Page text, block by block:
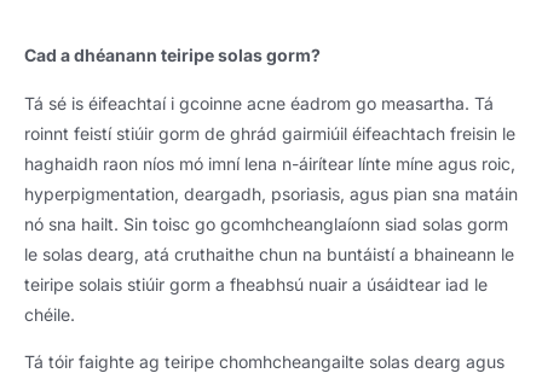
Cad a dhéanann teiripe solas gorm?
Tá sé is éifeachtaí i gcoinne acne éadrom go measartha. Tá
roinnt feistí stiúir gorm de ghrád gairmiúil éifeachtach freisin le
haghaidh raon níos mó imní lena n-áirítear línte míne agus roic,
hyperpigmentation, deargadh, psoriasis, agus pian sna matáin
nó sna hailt. Sin toisc go gcomhcheanglaíonn siad solas gorm
le solas dearg, atá cruthaithe chun na buntáistí a bhaineann le
teiripe solais stiúir gorm a fheabhsú nuair a úsáidtear iad le
chéile.
Tá tóir faighte ag teiripe chomhcheangailte solas dearg agus